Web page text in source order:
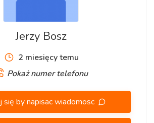
Jerzy Bosz
2 miesięcy temu
Pokaż numer telefonu
się by napisac wiadomosc